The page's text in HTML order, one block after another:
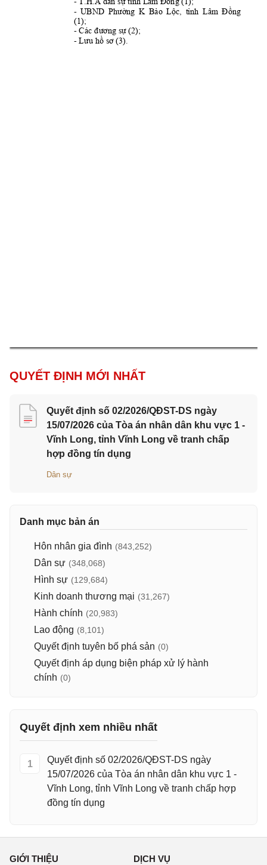
- UBND Phường K Bảo Lộc, tỉnh Lâm Đồng
(1);
- Các đương sự (2);
- Lưu hồ sơ (3).
QUYẾT ĐỊNH MỚI NHẤT
Quyết định số 02/2026/QĐST-DS ngày
15/07/2026 của Tòa án nhân dân khu vực 1 -
Vĩnh Long, tỉnh Vĩnh Long về tranh chấp
hợp đồng tín dụng
Dân sự
Danh mục bản án
Hôn nhân gia đình (843,252)
Dân sự (348,068)
Hình sự (129,684)
Kinh doanh thương mại (31,267)
Hành chính (20,983)
Lao động (8,101)
Quyết định tuyên bố phá sản (0)
Quyết định áp dụng biện pháp xử lý hành
chính (0)
Quyết định xem nhiều nhất
1
Quyết định số 02/2026/QĐST-DS ngày
15/07/2026 của Tòa án nhân dân khu vực 1 -
Vĩnh Long, tỉnh Vĩnh Long về tranh chấp hợp
đồng tín dụng
GIỚI THIỆU DỊCH VỤ